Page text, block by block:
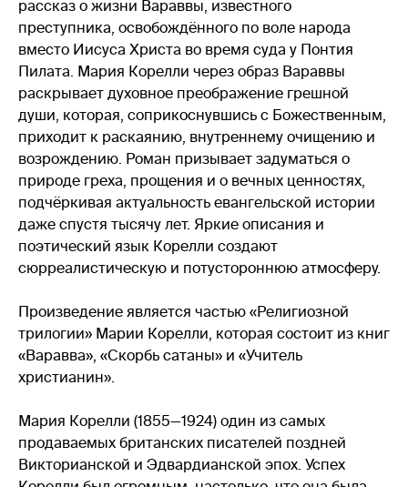
рассказ о жизни Вараввы, известного
преступника, освобождённого по воле народа
вместо Иисуса Христа во время суда у Понтия
Пилата. Мария Корелли через образ Вараввы
раскрывает духовное преображение грешной
души, которая, соприкоснувшись с Божественным,
приходит к раскаянию, внутреннему очищению и
возрождению. Роман призывает задуматься о
природе греха, прощения и о вечных ценностях,
подчёркивая актуальность евангельской истории
даже спустя тысячу лет. Яркие описания и
поэтический язык Корелли создают
сюрреалистическую и потустороннюю атмосферу.
Произведение является частью «Религиозной
трилогии» Марии Корелли, которая состоит из книг
«Варавва», «Скорбь сатаны» и «Учитель
христианин».
Мария Корелли (1855—1924) один из самых
продаваемых британских писателей поздней
Викторианской и Эдвардианской эпох. Успех